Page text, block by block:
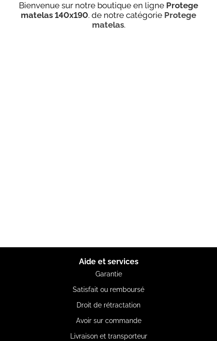
Bienvenue sur notre boutique en ligne Protege
matelas 140x190. de notre catégorie Protege
matelas.
Aide et services
Garantie
Satisfait ou remboursé
Droit de rétractation
Avoir sur commande
Livraison et transporteur